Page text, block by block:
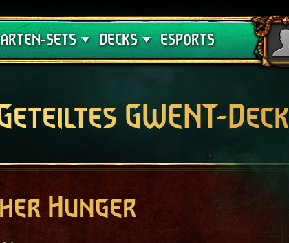
SETS
Curse
DECKS
Deck-Leitfäden
ESPORTS
GWENT-Deck
Hunger